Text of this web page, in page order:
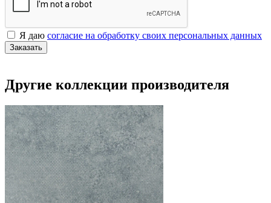
Я даю согласие на обработку своих персональных данных
Заказать
Другие коллекции производителя